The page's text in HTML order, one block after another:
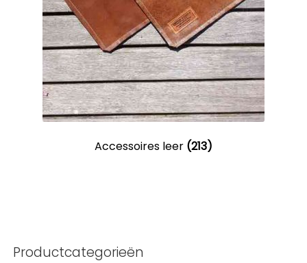
Accessoires leer (213)
Productcategorieën